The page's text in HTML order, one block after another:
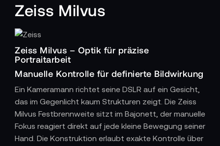
Zeiss Milvus
Zeiss Milvus – Optik für präzise
Portraitarbeit
Manuelle Kontrolle für definierte Bildwirkung
Ein Kameramann richtet seine DSLR auf ein Gesicht,
das im Gegenlicht kaum Strukturen zeigt. Die Zeiss
Milvus Festbrennweite sitzt im Bajonett, der manuelle
Fokus reagiert direkt auf jede kleine Bewegung seiner
Hand. Die Konstruktion erlaubt exakte Kontrolle über